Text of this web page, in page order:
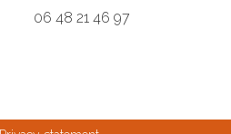
06 48 21 46 97